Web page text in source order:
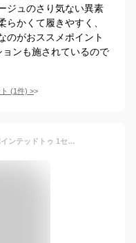
ジュのさり気ない異素
かくて履きやすく、
のがおススメポイント
ンも施されているので
(1件) >
パンプス 歩きやすい バイカラー ポインテッドトゥ 1センチヒール バイカラー レディース フラット ソリッドカラー カラー ベージュ 無地 秋冬 ローヒール バレエシューズ リクルート アプリコット 大きいサイズ 10 10 40 25.5cm 代 [YXDYUE]